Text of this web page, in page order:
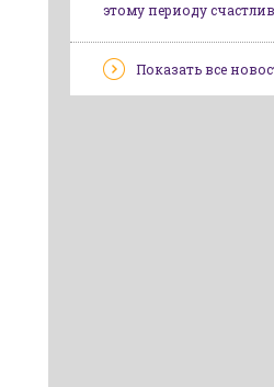
этому периоду
Показать все